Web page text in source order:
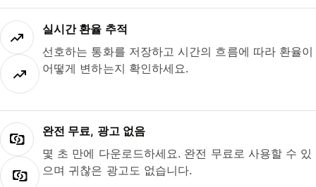
실시간 환율 추적
선호하는 통화를 저장하고 시간의 흐름에 따라 환율이
어떻게 변하는지 확인하세요.
완전 무료, 광고 없음
몇 초 만에 다운로드하세요. 완전 무료로 사용할 수 있
으며 귀찮은 광고도 없습니다.